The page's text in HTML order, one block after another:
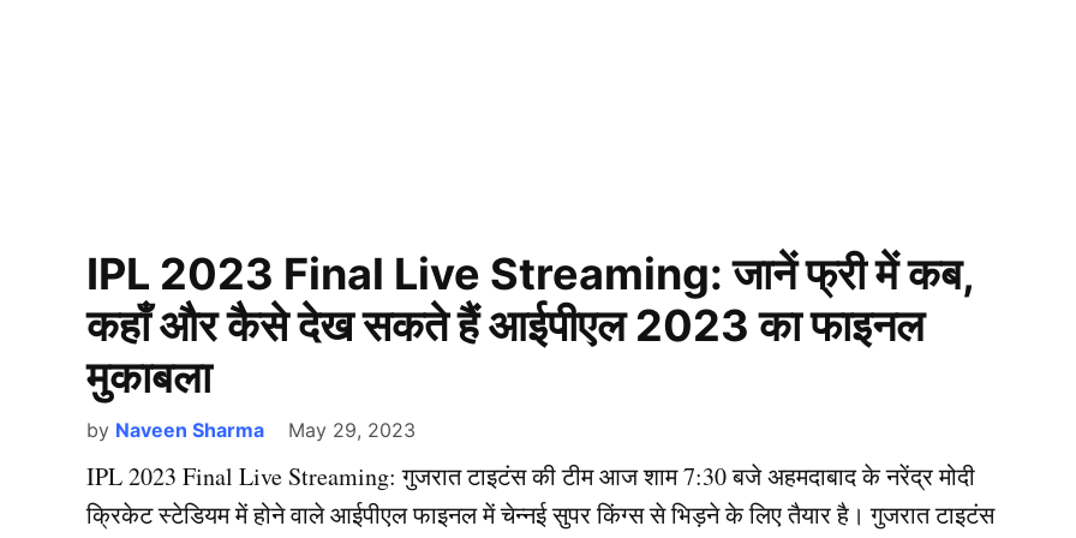
IPL 2023 Final Live Streaming: जानें फ्री में कब,
कहाँ और कैसे देख सकते हैं आईपीएल 2023 का फाइनल
मुकाबला
by Naveen Sharma May 29, 2023
IPL 2023 Final Live Streaming: गुजरात टाइटंस की टीम आज शाम 7:30 बजे अहमदाबाद के नरेंद्र मोदी
क्रिकेट स्टेडियम में होने वाले आईपीएल फाइनल में चेन्नई सुपर किंग्स से भिड़ने के लिए तैयार है। गुजरात टाइटंस